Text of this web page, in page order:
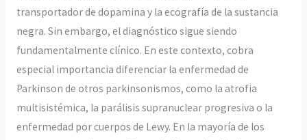
transportador de dopamina y la ecografía de la sustancia
negra. Sin embargo, el diagnóstico sigue siendo
fundamentalmente clínico. En este contexto, cobra
especial importancia diferenciar la enfermedad de
Parkinson de otros parkinsonismos, como la atrofia
multisistémica, la parálisis supranuclear progresiva o la
enfermedad por cuerpos de Lewy. En la mayoría de los